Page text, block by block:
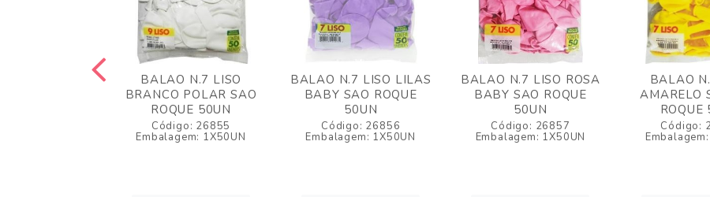
BALAO N.7 LISO
BRANCO POLAR SAO
ROQUE 50UN
Código: 26855
Embalagem: 1X50UN
BALAO N.7 LISO LILAS
BABY SAO ROQUE
50UN
Código: 26856
Embalagem: 1X50UN
BALAO N.7 LISO ROSA
BABY SAO ROQUE
50UN
Código: 26857
Embalagem: 1X50UN
BALAO
AMARELO
ROQUE
Código: